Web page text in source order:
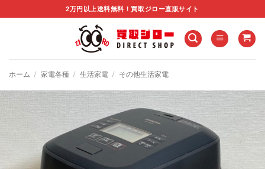
to
2万円以上送料無料！買取ジロー直販サイト
ホーム / 家電各種 / 生活家電 / その他生活家電